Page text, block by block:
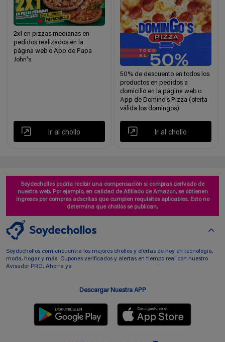
2x1 en pizzas medianas en
pedidos realizados en la
página web o App de Papa
John's
Ir al chollo
50% de descuento en todos los
productos en pedidos a
domicilio en la página web o
App de Domino's Pizza (oferta
válida los domingos)
Ir al chollo
Soydechollos podría recibir una compensación si compras derivado de
nuestra web. Por ejemplo, en calidad de Afiliado de Amazon, se obtienen
ingresos por compras adscritas que cumplen requisitos aplicables. Esto no
determina que chollos se publican.
Soydechollos.com encuentra los mejores chollos y ofertas de hoy en tecnología,
moda, hogar y más. Cupones verificados y alertas en tiempo real con nuestro
Avisador PRO. Ahorra ya
Descargar Nuestra APP